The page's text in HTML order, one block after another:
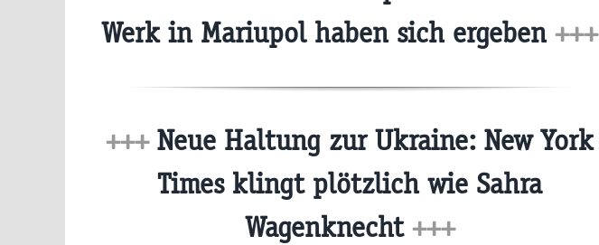
Werk in Mariupol haben sich ergeben +++
+++Neue Haltung zur Ukraine: New York
Times klingt plötzlich wie Sahra
Wagenknecht +++